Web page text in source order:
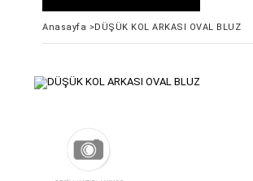
Anasayfa >DÜŞÜK KOL ARKASI OVAL BLUZ